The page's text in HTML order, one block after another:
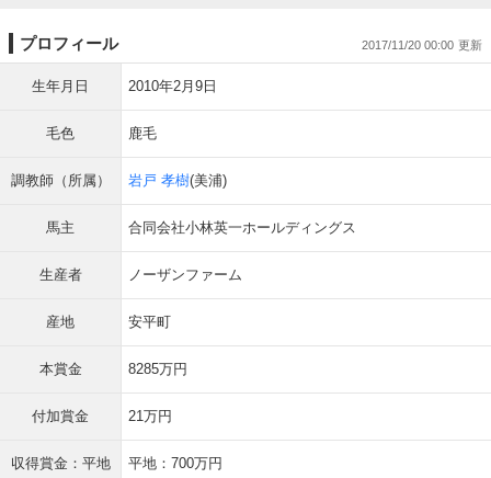
プロフィール 2017/11/20 00:00
生年月日 2010年2月9日
毛色 鹿毛
調教師（所属） 岩戸 孝樹(美浦)
馬主 合同会社小林英一ホールディングス
生産者 ノーザンファーム
産地 安平町
本賞金 8285万円
付加賞金 21万円
収得賞金：平地 平地：700万円